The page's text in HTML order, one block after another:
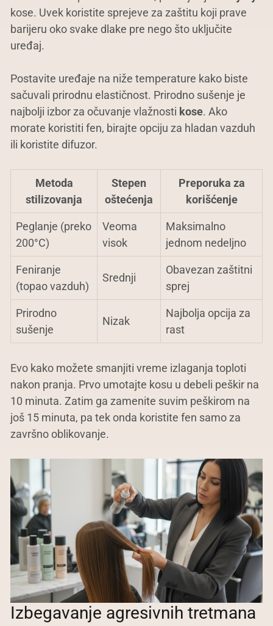
kose. Uvek koristite sprejeve za zaštitu koji prave
barijeru oko svake dlake pre nego što uključite
uređaj.
Postavite uređaje na niže temperature kako biste
sačuvali prirodnu elastičnost. Prirodno sušenje je
najbolji izbor za očuvanje vlažnosti kose. Ako
morate koristiti fen, birajte opciju za hladan vazduh
ili koristite difuzor.
Metoda
stilizovanja
Stepen
oštećenja
Preporuka za
korišćenje
Peglanje (preko
200°C)
Veoma
visok
Maksimalno
jednom nedeljno
Feniranje
(topao vazduh)
Srednji
Obavezan zaštitni
sprej
Prirodno
sušenje
Nizak
Najbolja opcija za
rast
Evo kako možete smanjiti vreme izlaganja toploti
nakon pranja. Prvo umotajte kosu u debeli peškir na
10 minuta. Zatim ga zamenite suvim peškirom na
još 15 minuta, pa tek onda koristite fen samo za
završno oblikovanje.
Izbegavanje agresivnih tretmana